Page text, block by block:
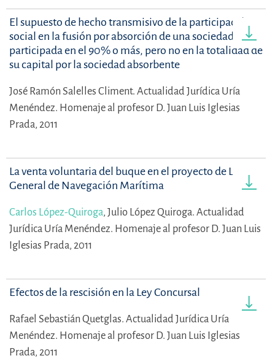
El supuesto de hecho transmisivo de la participación
social en la fusión por absorción de una sociedad
participada en el 90% o más, pero no en la totalidad de
su capital por la sociedad absorbente
José Ramón Salelles Climent. Actualidad Jurídica Uría
Menéndez. Homenaje al profesor D. Juan Luis Iglesias
Prada, 2011
La venta voluntaria del buque en el proyecto de Ley
General de Navegación Marítima
Carlos López-Quiroga, Julio López Quiroga. Actualidad
Jurídica Uría Menéndez. Homenaje al profesor D. Juan Luis
Iglesias Prada, 2011
Efectos de la rescisión en la Ley Concursal
Rafael Sebastián Quetglas. Actualidad Jurídica Uría
Menéndez. Homenaje al profesor D. Juan Luis Iglesias
Prada, 2011